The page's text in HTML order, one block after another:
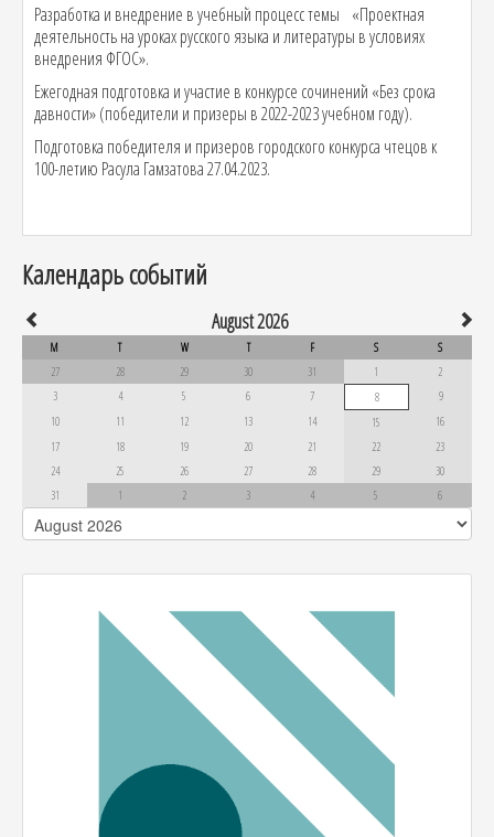
Разработка и внедрение в учебный процесс темы «Проектная
деятельность на уроках русского языка и литературы в условиях
внедрения ФГОС».
Ежегодная подготовка и участие в конкурсе сочинений «Без срока
давности» (победители и призеры в 2022-2023 учебном году).
Подготовка победителя и призеров городского конкурса чтецов к
100-летию Расула Гамзатова 27.04.2023.
Календарь событий
August 2026
M T W T F S
S
27
28 29 30 31 1
2
3
4 5 6 7 8
9
10
11 12 13 14 15
16
17
18 19 20 21 22
23
24
25 26 27 28 29
30
31
1 2 3 4 5 6